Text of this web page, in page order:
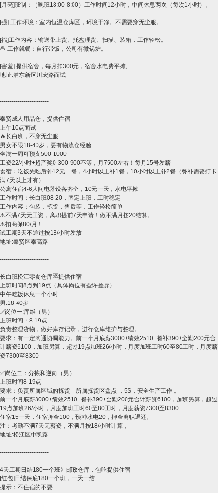
[月亮]班制：（晚班18:00-8:00）工作时间12小时，中间休息两次（每次1小时）。
[强] 工作环境：室内恒温仓库区，环境干净。不需要穿无尘服。
[福]工作内容：输送带上货、托盘理货、扫描、装箱，工作轻松。
🍜 工作就餐：自行带饭，公司有微锅炉。
[害羞] 提供宿舍，每月扣300元，宿舍水电费平摊。
​地址:浦东新区川宏路面试
​​-------------------------
​​​​​奉贤成人用品仓，提供住宿
上午10点面试
🔥长白班，不穿无尘服
男女不限18-40岁，要有物流仓经验
坐满一周可预支500-1000
工资22/小时+超产奖0-300-900不等，月7500左右！每月15号发薪
食宿：吃饭先吃后补12元一餐，4小时以上补1餐，10小时以上补2餐（餐补需要打卡
满7天以上才有）
公寓住宿4-6人间电器设备齐全，10元一天，水电平摊
工作时间：长白班08-20，固定上班，工时稳定
工作内容：包装，拣货，售后等，工作轻松简单
⚠不满7天无工资，离职提前7天申请！做不满月按20结算。
⚠扣商保80/月！
试工期3天不通过按18/小时发放
地址:奉贤区奉高路
​​-------------------------
​长白班松江零食仓库🆘提供住宿
上班时间8点到19点（具体岗位有些许差异）
中午吃饭休息一个小时
男:18-40岁
✅岗位一:库维（男）
上班时间：8-19点
负责整理货物，做好库存记录，进行仓库维护与整理。
要求：有一定沟通协调能力。前一个月底薪3000+绩效2510+餐补390+全勤200元合
计薪资6100，加班另算，超过19点加班26/小时，月度加班工时60至80工时，月度薪
资7300至8300
✅岗位二：分拣和逆向（男）
上班时间8-19点
要求：负责所属区域的拣货，所属拣货区盘点 ，5S，安全生产工作 。
前一个月底薪3000+绩效2510+餐补390+全勤200元合计薪资6100，加班另算，超过
19点加班26/小时，月度加班工时60至80工时，月度薪资7300至8300
住宿15一天，住宿押金100，预冲水电20，押金离职退还。
注：考勤不满7天无薪资，不满月按18/小时计算，
地址:松江区中凯路
​-------------------------
​​4天工期日结180一个班》邮政仓库，包吃提供住宿
[红包]日结保底180一个班，一天一结
提示：不住宿的不要